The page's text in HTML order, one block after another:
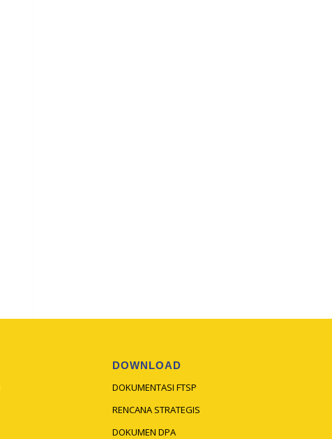
DOWNLOAD
DOKUMENTASI FTSP
RENCANA STRATEGIS
DOKUMEN DPA